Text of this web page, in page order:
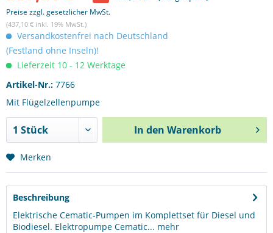
Preise zzgl. gesetzlicher MwSt.
(437,10 € inkl. 19% MwSt.)
Versandkostenfrei nach Deutschland
(Festland ohne Inseln)!
Lieferzeit 10 - 12 Werktage
Artikel-Nr.: 7766
Mit Flügelzellenpumpe
In den Warenkorb
Merken
Beschreibung
Elektrische Cematic-Pumpen im Komplettset für Diesel und
Biodiesel. Elektropumpe Cematic... mehr